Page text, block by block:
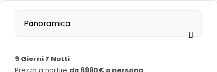
Panoramica
9 Giorni 7 Notti